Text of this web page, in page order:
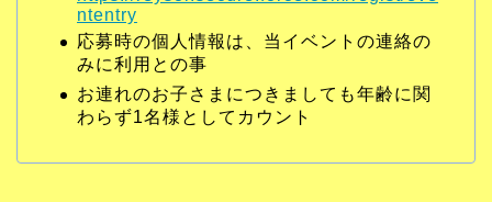
ntentry
応募時の個人情報は、当イベントの連絡の
みに利用との事
お連れのお子さまにつきましても年齢に関
わらず1名様としてカウント